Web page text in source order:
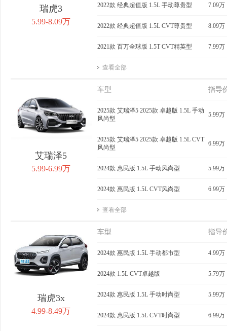
瑞虎3
5.99-8.09万
2022款 经典超值版 1.5L 手动尊贵型 7.09万
2022款 经典超值版 1.5L CVT尊贵型 8.09万
2021款 百万全球版 1.5T CVT精英型 7.99万
查看全部
艾瑞泽5
5.99-6.99万
车型 指导
2025款 艾瑞泽5 2025款 卓越版 1.5L 手动
风尚型
5.99万
2025款 艾瑞泽5 2025款 卓越版 1.5L CVT
风尚型
6.99万
2024款 惠民版 1.5L 手动风尚型 5.99万
2024款 惠民版 1.5L CVT风尚型 6.99万
查看全部
瑞虎3x
4.99-8.49万
车型 指导
2024款 惠民版 1.5L 手动都市型 4.99万
2024款 1.5L CVT卓越版 5.79万
2024款 惠民版 1.5L 手动时尚型 5.99万
2024款 惠民版 1.5L CVT时尚型 6.99万